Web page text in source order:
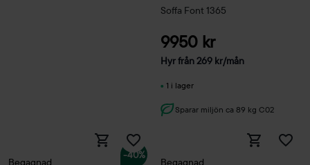
Soffa Font 1365
9950 kr
Hyr från269 kr/mån
1 i lager
Sparar miljön ca 89 kg C02
-40%
Begagnad Begagnad